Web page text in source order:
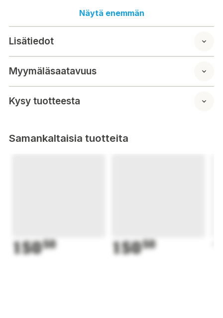
Näytä enemmän
Lisätiedot
Myymäläsaatavuus
Kysy tuotteesta
Samankaltaisia tuotteita
15050 15050